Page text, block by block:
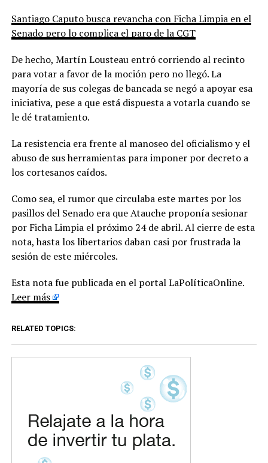
Santiago Caputo busca revancha con Ficha Limpia en el
Senado pero lo complica el paro de la CGT
De hecho, Martín Lousteau entró corriendo al recinto
para votar a favor de la moción pero no llegó. La
mayoría de sus colegas de bancada se negó a apoyar esa
iniciativa, pese a que está dispuesta a votarla cuando se
le dé tratamiento.
La resistencia era frente al manoseo del oficialismo y el
abuso de sus herramientas para imponer por decreto a
los cortesanos caídos.
Como sea, el rumor que circulaba este martes por los
pasillos del Senado era que Atauche proponía sesionar
por Ficha Limpia el próximo 24 de abril. Al cierre de esta
nota, hasta los libertarios daban casi por frustrada la
sesión de este miércoles.
Esta nota fue publicada en el portal LaPolíticaOnline.
Leer más
RELATED TOPICS: